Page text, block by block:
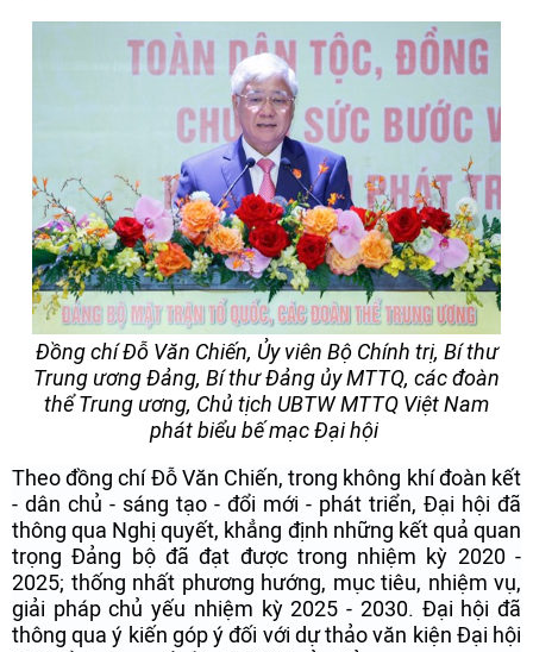
Đồng chí Đỗ Văn Chiến, Ủy viên Bộ Chính trị, Bí thư
Trung ương Đảng, Bí thư Đảng ủy MTTQ, các đoàn
thể Trung ương, Chủ tịch UBTW MTTQ Việt Nam
phát biểu bế mạc Đại hội
Theo đồng chí Đỗ Văn Chiến, trong không khí đoàn kết
- dân chủ - sáng tạo - đổi mới - phát triển, Đại hội đã
thông qua Nghị quyết, khẳng định những kết quả quan
trọng Đảng bộ đã đạt được trong nhiệm kỳ 2020 -
2025; thống nhất phương hướng, mục tiêu, nhiệm vụ,
giải pháp chủ yếu nhiệm kỳ 2025 - 2030. Đại hội đã
thông qua ý kiến góp ý đối với dự thảo văn kiện Đại hội